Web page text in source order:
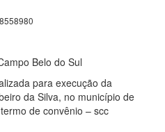
Belo do Sul
para execução da
da Silva, no município de
de convênio – scc